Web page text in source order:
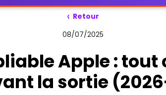
‹ Retour
08/07/2025
Apple : tout
la sortie